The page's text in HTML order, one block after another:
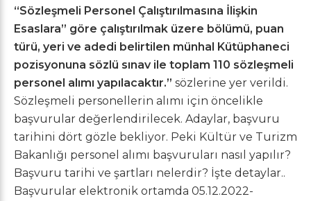
“Sözleşmeli Personel Çalıştırılmasına İlişkin
Esaslara” göre çalıştırılmak üzere bölümü, puan
türü, yeri ve adedi belirtilen münhal Kütüphaneci
pozisyonuna sözlü sınav ile toplam 110 sözleşmeli
personel alımı yapılacaktır.” sözlerine yer verildi.
Sözleşmeli personellerin alımı için öncelikle
başvurular değerlendirilecek. Adaylar, başvuru
tarihini dört gözle bekliyor. Peki Kültür ve Turizm
Bakanlığı personel alımı başvuruları nasıl yapılır?
Başvuru tarihi ve şartları nelerdir? İşte detaylar..
Başvurular elektronik ortamda 05.12.2022-